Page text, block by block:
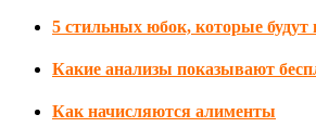
5 стильных юбок, которые будут
Какие анализы показывают
Как начисляются алименты